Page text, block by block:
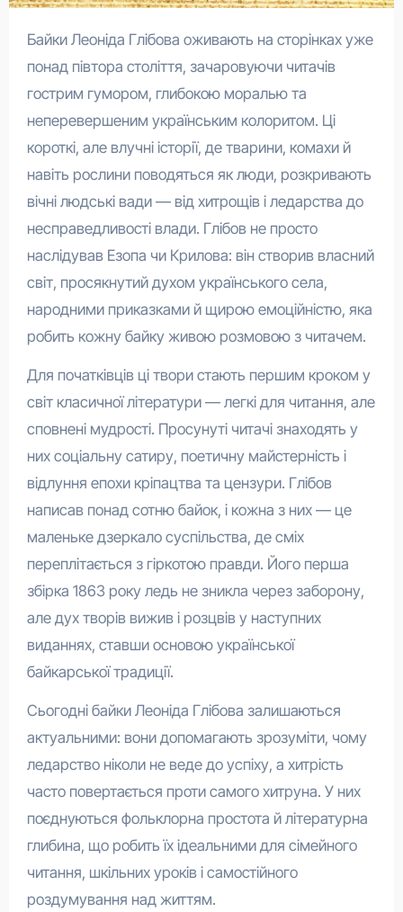
Байки Леоніда Глібова оживають на сторінках уже
понад півтора століття, зачаровуючи читачів
гострим гумором, глибокою моралью та
неперевершеним українським колоритом. Ці
короткі, але влучні історії, де тварини, комахи й
навіть рослини поводяться як люди, розкривають
вічні людські вади — від хитрощів і ледарства до
несправедливості влади. Глібов не просто
наслідував Езопа чи Крилова: він створив власний
світ, просякнутий духом українського села,
народними приказками й щирою емоційністю, яка
робить кожну байку живою розмовою з читачем.
Для початківців ці твори стають першим кроком у
світ класичної літератури — легкі для читання, але
сповнені мудрості. Просунуті читачі знаходять у
них соціальну сатиру, поетичну майстерність і
відлуння епохи кріпацтва та цензури. Глібов
написав понад сотню байок, і кожна з них — це
маленьке дзеркало суспільства, де сміх
переплітається з гіркотою правди. Його перша
збірка 1863 року ледь не зникла через заборону,
але дух творів вижив і розцвів у наступних
виданнях, ставши основою української
байкарської традиції.
Сьогодні байки Леоніда Глібова залишаються
актуальними: вони допомагають зрозуміти, чому
ледарство ніколи не веде до успіху, а хитрість
часто повертається проти самого хитруна. У них
поєднуються фольклорна простота й літературна
глибина, що робить їх ідеальними для сімейного
читання, шкільних уроків і самостійного
роздумування над життям.